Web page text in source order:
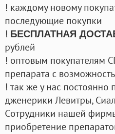
! каждому новому
последующие покупки
! БЕСПЛАТНАЯ
рублей
! оптовым покупателям
препарата с
! так же у нас
дженерики Левитры,
Cотрудники нашей
приобретение